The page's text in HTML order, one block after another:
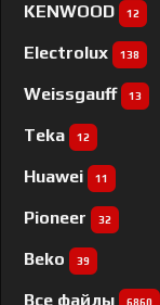
KENWOOD 12
Electrolux 138
Weissgauff 13
Teka 12
Huawei 11
Pioneer 32
Beko 39
Все файлы